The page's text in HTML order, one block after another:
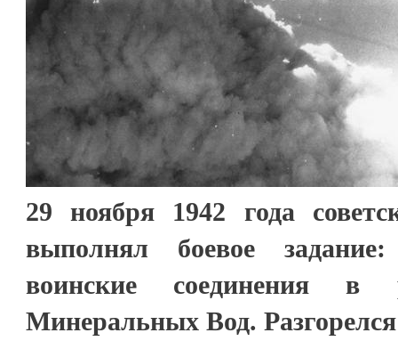
29 ноября 1942 года
выполнял боевое
воинские соединения в
Минеральных Вод.